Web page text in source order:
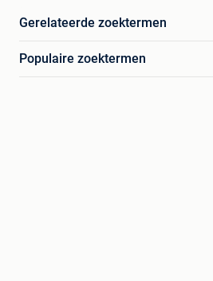
Gerelateerde zoektermen
Populaire zoektermen